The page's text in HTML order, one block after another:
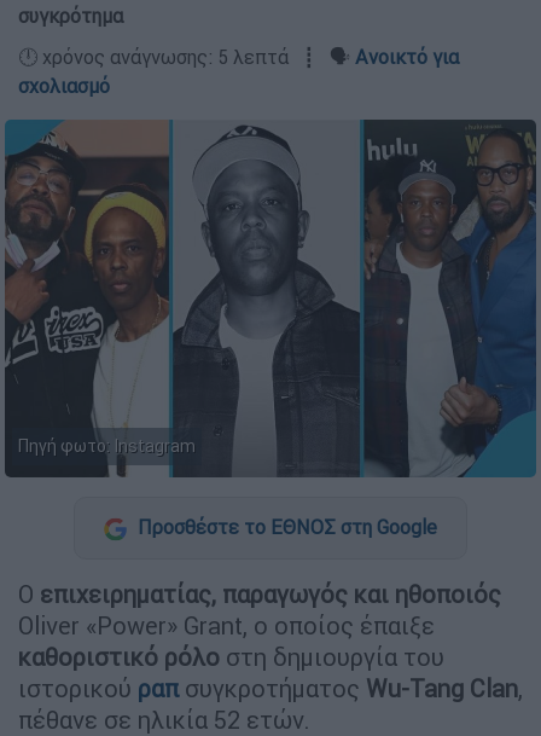
συγκρότημα
🕛 χρόνος ανάγνωσης: 5 λεπτά ┋ 🗣️ Ανοικτό για
σχολιασμό
Πηγή φωτο: Instagram
Προσθέστε το ΕΘΝΟΣ στη Google
Ο επιχειρηματίας, παραγωγός και ηθοποιός
Oliver «Power» Grant, ο οποίος έπαιξε
καθοριστικό ρόλο στη δημιουργία του
ιστορικού ραπσυγκροτήματος Wu-Tang Clan,
πέθανε σε ηλικία 52 ετών.